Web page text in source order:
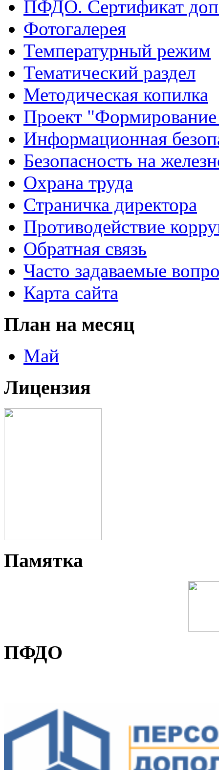
ПФДО. Сертификат
Фотогалерея
Температурный режим
Тематический раздел
Методическая копилка
Проект
Информационная
Безопасность на
Охрана труда
Страничка директора
Противодействие
Обратная связь
Часто задаваемые
Карта сайта
План на месяц
Май
Лицензия
Памятка
ПФДО